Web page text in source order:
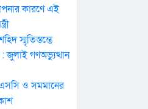
কারণে এই
স্মৃতিস্তম্ভে
জুলাই গণঅভ্যুত্থান
ও সমমানের